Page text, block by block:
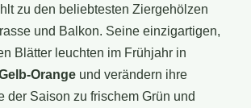
zu den beliebtesten Ziergehölzen
und Balkon. Seine einzigartigen,
Blätter leuchten im Frühjahr in
Orange und verändern ihre
der Saison zu frischem Grün und